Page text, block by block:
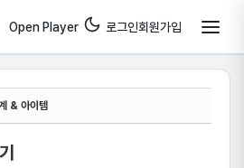
Open Player 로그인회원가입
& 아이템